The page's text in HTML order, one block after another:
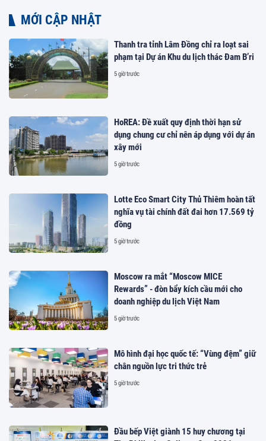
MỚI CẬP NHẬT
Thanh tra tỉnh Lâm Đồng chỉ ra loạt sai
phạm tại Dự án Khu du lịch thác Đam B’ri
5 giờ trước
HoREA: Đề xuất quy định thời hạn sử
dụng chung cư chỉ nên áp dụng với dự án
xây mới
5 giờ trước
Lotte Eco Smart City Thủ Thiêm hoàn tất
nghĩa vụ tài chính đất đai hơn 17.569 tỷ
đồng
5 giờ trước
Moscow ra mắt “Moscow MICE
Rewards” - đòn bẩy kích cầu mới cho
doanh nghiệp du lịch Việt Nam
5 giờ trước
Mô hình đại học quốc tế: “Vùng đệm” giữ
chân nguồn lực tri thức trẻ
5 giờ trước
Đầu bếp Việt giành 15 huy chương tại